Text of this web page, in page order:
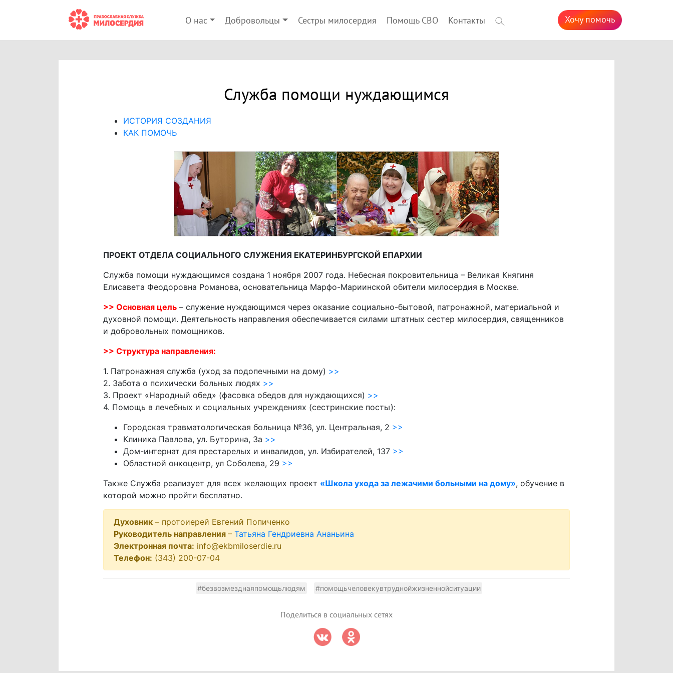
О нас Добровольцы Сестры милосердия Помощь СВО Контакты Хочу помочь
Служба помощи нуждающимся
ИСТОРИЯ СОЗДАНИЯ
КАК ПОМОЧЬ
ПРОЕКТ ОТДЕЛА СОЦИАЛЬНОГО СЛУЖЕНИЯ ЕКАТЕРИНБУРГСКОЙ ЕПАРХИИ
Служба помощи нуждающимся создана 1 ноября 2007 года. Небесная покровительница – Великая Княгиня
Елисавета Феодоровна Романова, основательница Марфо-Мариинской обители милосердия в Москве.
>> Основная цель– служение нуждающимся через оказание социально-бытовой, патронажной, материальной и
духовной помощи. Деятельность направления обеспечивается силами штатных сестер милосердия, священников
и добровольных помощников.
>> Структура направления:
1. Патронажная служба (уход за подопечными на дому) >>
2. Забота о психически больных людях >>
3. Проект «Народный обед» (фасовка обедов для нуждающихся) >>
4. Помощь в лечебных и социальных учреждениях (сестринские посты):
Городская травматологическая больница №36, ул. Центральная, 2 >>
Клиника Павлова, ул. Буторина, 3а >>
Дом-интернат для престарелых и инвалидов, ул. Избирателей, 137 >>
Областной онкоцентр, ул Соболева, 29 >>
Также Служба реализует для всех желающих проект «Школа ухода за лежачими больными на дому», обучение в
которой можно пройти бесплатно.
Духовник– протоиерей Евгений Попиченко
Руководитель направления – Татьяна Гендриевна Ананьина
Электронная почта: info@ekbmiloserdie.ru
Телефон: (343) 200-07-04
#безвозмезднаяпомощьлюдям #помощьчеловекувтруднойжизненнойситуации
Поделиться в социальных сетях